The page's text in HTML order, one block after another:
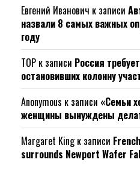
Евгений Иванович к записи
назвали 8 самых важных
году
ТОР к записи Россия
остановивших колонну
Anonymous к записи «Семьи
женщины вынуждены
Margaret Kingк записи
surrounds Newport Wafer